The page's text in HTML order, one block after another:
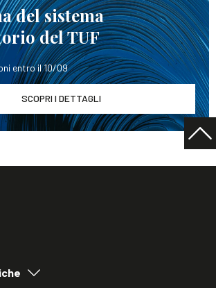
del sistema
del TUF
entro il 10/09
SCOPRI I DETTAGLI